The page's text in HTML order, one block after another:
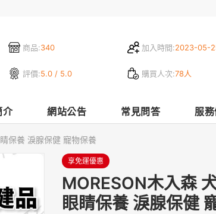
商品:340 加入時間:2023-05-
評價:5.0 / 5.0 購買人次:78人
介 網站公告 常見問答 服
保養 淚腺保健 寵物保養
享免運優惠
MORESON木入森
眼睛保養 淚腺保健